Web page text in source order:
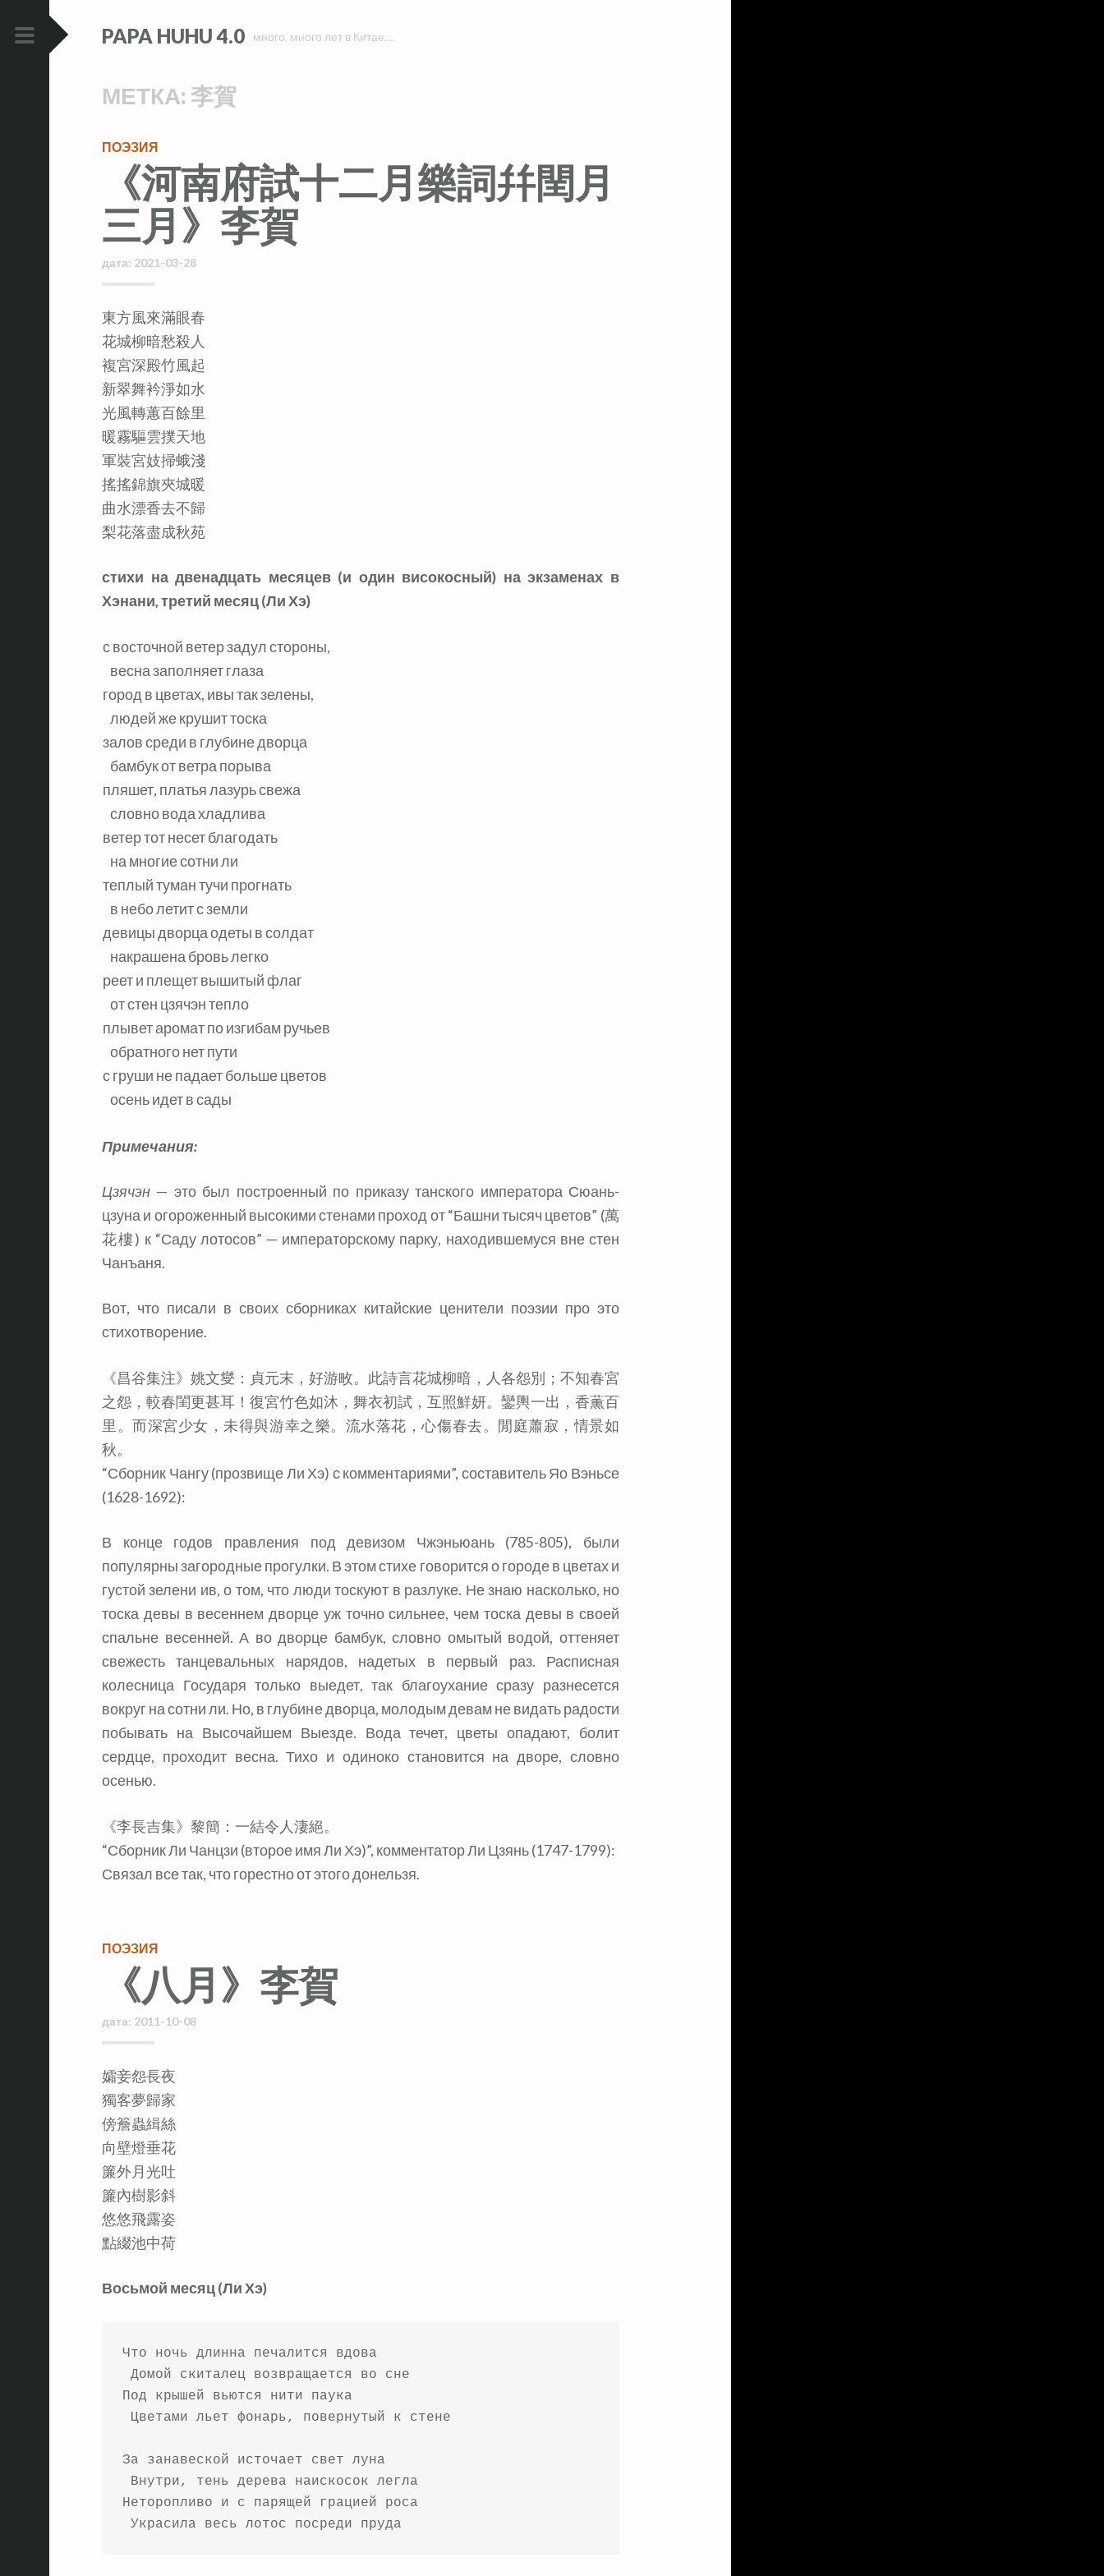
PRIMARY
PAPA HUHU 4.0 много, много лет в Китае….
МЕТКА: 李賀
ПОЭЗИЯ
《河南府試十二月樂詞幷閏月
三月》李賀
дата: 2021-03-28
東方風來滿眼春
花城柳暗愁殺人
複宮深殿竹風起
新翠舞衿淨如水
光風轉蕙百餘里
暖霧驅雲撲天地
軍裝宮妓掃蛾淺
搖搖錦旗夾城暖
曲水漂香去不歸
梨花落盡成秋苑
стихи на двенадцать месяцев (и один високосный) на экзаменах в
Хэнани, третий месяц (Ли Хэ)
с восточной ветер задул стороны,
город в цветах, ивы так зелены,
залов среди в глубине дворца
пляшет, платья лазурь свежа
ветер тот несет благодать
теплый туман тучи прогнать
девицы дворца одеты в солдат
реет и плещет вышитый флаг
плывет аромат по изгибам ручьев
с груши не падает больше цветов
   осень идет в сады
Примечания:
Цзячэн — это был построенный по приказу танского императора Сюань-
цзуна и огороженный высокими стенами проход от “Башни тысяч цветов” (萬
花樓) к “Саду лотосов” — императорскому парку, находившемуся вне стен
Чанъаня.
Вот, что писали в своих сборниках китайские ценители поэзии про это
стихотворение.
《昌谷集注》姚文燮：貞元末，好游畋。此詩言花城柳暗，人各怨別；不知春宮
之怨，較春閨更甚耳！復宮竹色如沐，舞衣初試，互照鮮妍。鑾輿一出，香薫百
里。而深宮少女，未得與游幸之樂。流水落花，心傷春去。閒庭蕭寂，情景如
秋。
“Сборник Чангу (прозвище Ли Хэ) с комментариями”, составитель Яо Вэньсе
(1628-1692):
В конце годов правления под девизом Чжэньюань (785-805), были
популярны загородные прогулки. В этом стихе говорится о городе в цветах и
густой зелени ив, о том, что люди тоскуют в разлуке. Не знаю насколько, но
тоска девы в весеннем дворце уж точно сильнее, чем тоска девы в своей
спальне весенней. А во дворце бамбук, словно омытый водой, оттеняет
свежесть танцевальных нарядов, надетых в первый раз. Расписная
колесница Государя только выедет, так благоухание сразу разнесется
вокруг на сотни ли. Но, в глубине дворца, молодым девам не видать радости
побывать на Высочайшем Выезде. Вода течет, цветы опадают, болит
сердце, проходит весна. Тихо и одиноко становится на дворе, словно
осенью.
《李長吉集》黎簡：一結令人淒絕。
“Сборник Ли Чанцзи (второе имя Ли Хэ)”, комментатор Ли Цзянь (1747-1799):
Связал все так, что горестно от этого донельзя.
ПОЭЗИЯ
《八月》李賀
дата: 2011-10-08
孀妾怨長夜
獨客夢歸家
傍簷蟲緝絲
向壁燈垂花
簾外月光吐
簾內樹影斜
悠悠飛露姿
點綴池中荷
Восьмой месяц (Ли Хэ)
Что ночь длинна печалится вдова
Домой скиталец возвращается во сне
Под крышей вьются нити паука
Цветами льет фонарь, повернутый к стене
За занавеской источает свет луна
Внутри, тень дерева наискосок легла
Неторопливо и с парящей грацией роса
Украсила весь лотос посреди пруда